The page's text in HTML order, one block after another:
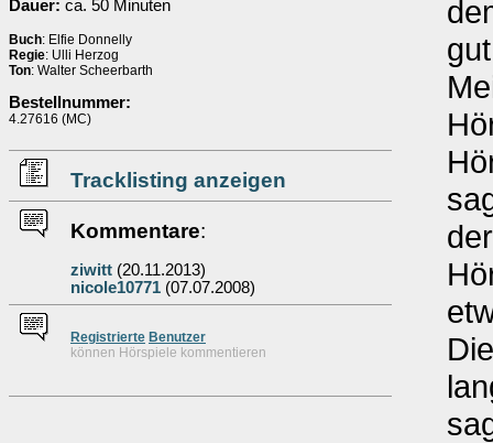
Dauer: ca. 50 Minuten
Buch: Elfie Donnelly
Regie: Ulli Herzog
Ton: Walter Scheerbarth
Bestellnummer:
4.27616 (MC)
Tracklisting anzeigen
Kommentare:
ziwitt (20.11.2013)
nicole10771 (07.07.2008)
Registrierte Benutzer
können Hörspiele kommentieren